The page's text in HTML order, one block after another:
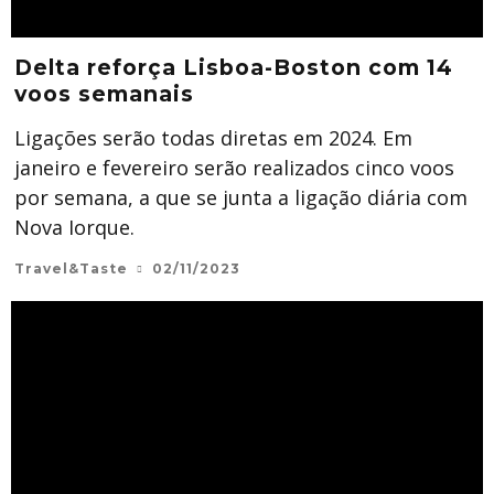
Delta reforça Lisboa-Boston com 14
voos semanais
Ligações serão todas diretas em 2024. Em
janeiro e fevereiro serão realizados cinco voos
por semana, a que se junta a ligação diária com
Nova Iorque.
Travel&Taste 02/11/2023